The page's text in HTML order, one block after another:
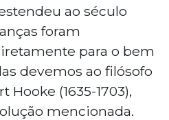
ao século
foram
para o bem
devemos ao filósofo
Hooke (1635-1703),
mencionada.